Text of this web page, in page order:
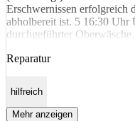
Erschwernissen erfolgreich
abholbereit ist. 5 16:30 Uhr
durchgeführter Oberwäsche.
Reparatur
hilfreich
Mehr anzeigen